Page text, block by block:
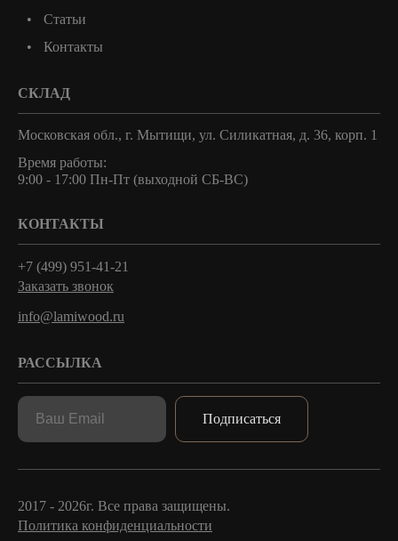
Статьи
Контакты
СКЛАД
Московская обл., г. Мытищи, ул. Силикатная, д. 36, корп. 1
Время работы:
9:00 - 17:00 Пн-Пт (выходной СБ-ВС)
КОНТАКТЫ
+7 (499) 951-41-21
Заказать звонок
info@lamiwood.ru
РАССЫЛКА
Подписаться
2017 - 2026г. Все права защищены.
Политика конфиденциальности